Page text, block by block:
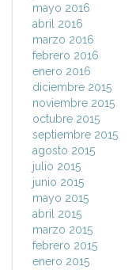
mayo 2016
abril 2016
marzo 2016
febrero 2016
enero 2016
diciembre 2015
noviembre 2015
octubre 2015
septiembre 2015
agosto 2015
julio 2015
junio 2015
mayo 2015
abril 2015
marzo 2015
febrero 2015
enero 2015